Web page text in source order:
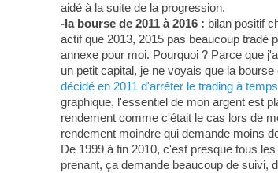
aidé à la suite de la progression.
-la bourse de 2011 à 2016 : bilan positif
actif que 2013, 2015 pas beaucoup tradé
annexe pour moi. Pourquoi ? Parce que
un petit capital, je ne voyais que la
décidé en 2011 d'arrêter le trading à
graphique, l'essentiel de mon argent est
rendement comme c'était le cas lors de
rendement moindre qui demande moins
De 1999 à fin 2010, c'est presque tous
prenant, ça demande beaucoup de suivi,